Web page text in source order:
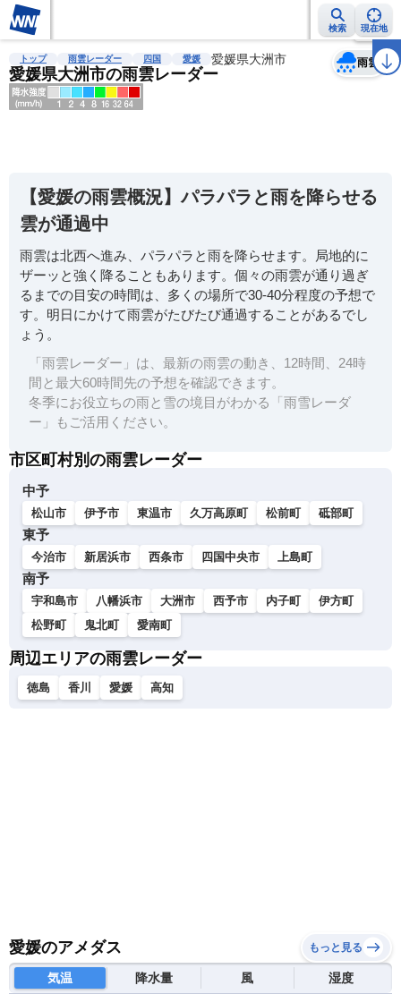
検索 現在地
雨雲レーダー 台風情報 地震情報 警報・注意報 2週間天気 ラ
トップ 雨雲レーダー 四国 愛媛 愛媛県大洲市
愛媛県大洲市の雨雲レーダー
雨雲
天気 台風
【愛媛の雨雲概況】パラパラと雨を降らせる
雲が通過中
雨雲は北西へ進み、パラパラと雨を降らせます。局地的に
ザーッと強く降ることもあります。個々の雨雲が通り過ぎ
るまでの目安の時間は、多くの場所で30-40分程度の予想で
す。明日にかけて雨雲がたびたび通過することがあるでし
ょう。
「雨雲レーダー」は、最新の雨雲の動き、12時間、24時
間と最大60時間先の予想を確認できます。
冬季にお役立ちの雨と雪の境目がわかる「雨雪レーダ
ー」もご活用ください。
市区町村別の雨雲レーダー
中予
松山市 伊予市 東温市 久万高原町 松前町 砥部町
東予
今治市 新居浜市 西条市 四国中央市 上島町
南予
宇和島市 八幡浜市 大洲市 西予市 内子町
伊方町
松野町
鬼北町 愛南町
周辺エリアの雨雲レーダー
徳島 香川 愛媛 高知
愛媛のアメダス もっと見る
気温 降水量 風 湿度